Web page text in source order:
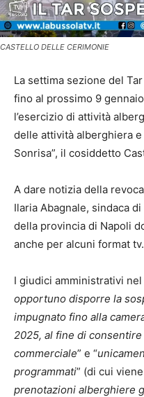
CASTELLO DELLE CERIMONIE
La settima sezione del
fino al prossimo 9
l’esercizio di attività
delle attività alberghiera
Sonrisa”, il cosiddetto
A dare notizia della
Ilaria Abagnale, sindaca
della provincia di Napoli
anche per alcuni format tv.
I giudici amministrativi
opportuno disporre la
impugnato fino alla
2025, al fine di
commerciale” e “
programmati” (di cui
prenotazioni alberghiere